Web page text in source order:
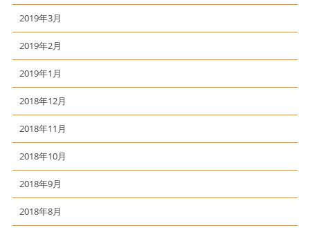
2019年3月
2019年2月
2019年1月
2018年12月
2018年11月
2018年10月
2018年9月
2018年8月